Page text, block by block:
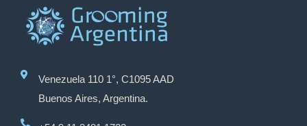
Venezuela 110 1°, C1095 AAD
Buenos Aires, Argentina.